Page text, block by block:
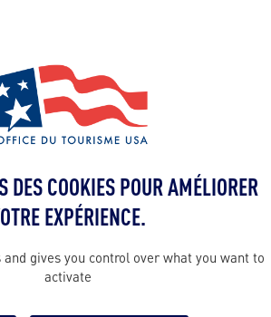
DES COOKIES POUR AMÉLIORER
EXPÉRIENCE.
and gives you control over what you want to
activate